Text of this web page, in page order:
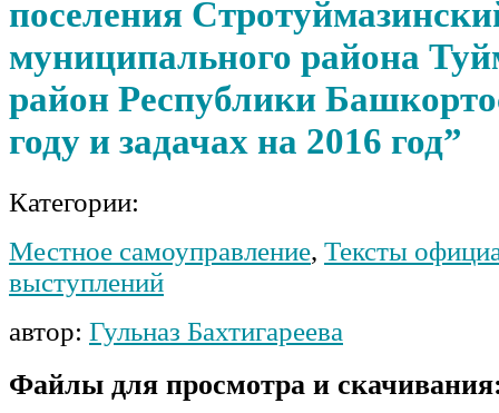
поселения
муниципального района
район Республики
году и задачах на 2016 год”
Категории:
Местное самоуправление, Тексты
выступлений
автор: Гульназ Бахтигареева
Файлы для просмотра и